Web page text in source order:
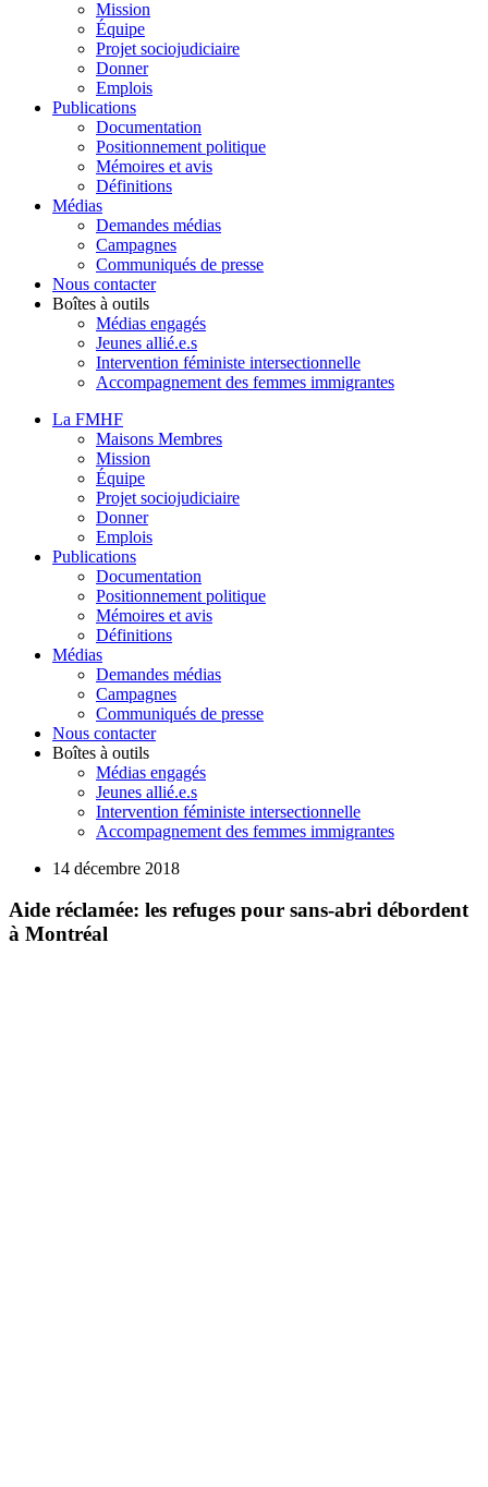
Mission
Équipe
Projet sociojudiciaire
Donner
Emplois
Publications
Documentation
Positionnement politique
Mémoires et avis
Définitions
Médias
Demandes médias
Campagnes
Communiqués de presse
Nous contacter
Boîtes à outils
Médias engagés
Jeunes allié.e.s
Intervention féministe intersectionnelle
Accompagnement des femmes immigrantes
La FMHF
Maisons Membres
Mission
Équipe
Projet sociojudiciaire
Donner
Emplois
Publications
Documentation
Positionnement politique
Mémoires et avis
Définitions
Médias
Demandes médias
Campagnes
Communiqués de presse
Nous contacter
Boîtes à outils
Médias engagés
Jeunes allié.e.s
Intervention féministe intersectionnelle
Accompagnement des femmes immigrantes
14 décembre 2018
Aide réclamée: les refuges pour sans-abri débordent
à Montréal